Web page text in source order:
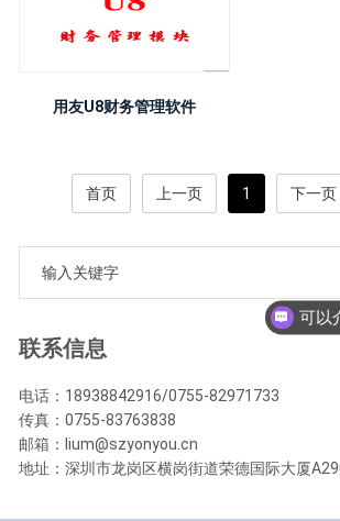
用友U8财务管理软件
首页 上一页 1 下一页
联系信息
电话：18938842916/0755-82971733
传真：0755-83763838
邮箱：lium@szyonyou.cn
地址：深圳市龙岗区横岗街道荣德国际大厦